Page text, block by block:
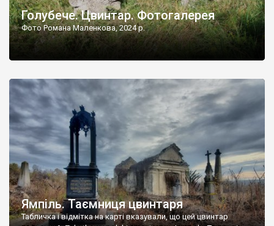
Голубече. Цвинтар. Фотогалерея
Фото Романа Маленкова, 2024 р.
Ямпіль. Таємниця цвинтаря
Табличка і відмітка на карті вказували, що цей цвинтар